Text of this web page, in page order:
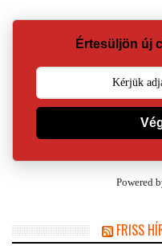
Értesüljön új
Powered
FRISS